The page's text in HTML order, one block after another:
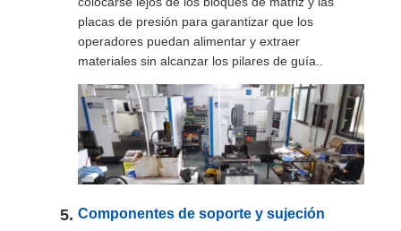
placas de presión para garantizar que los
operadores puedan alimentar y extraer
materiales sin alcanzar los pilares de guía..
Componentes de soporte y sujeción